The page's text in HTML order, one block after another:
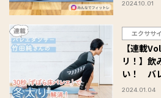
2024.10.01
エクササ
【連載
リ！】飲
い！ バ
の、30秒
2024.01.04